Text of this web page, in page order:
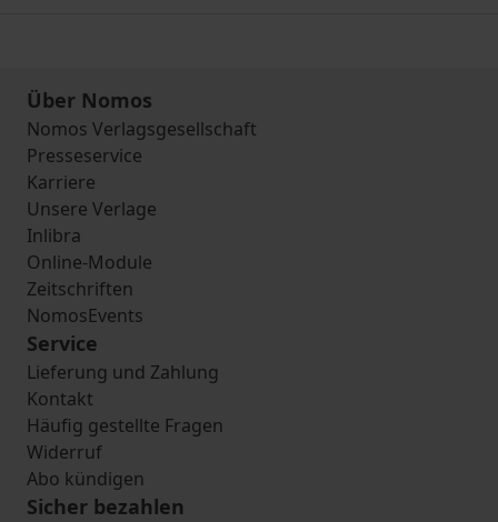
Über Nomos
Nomos Verlagsgesellschaft
Presseservice
Karriere
Unsere Verlage
Inlibra
Online-Module
Zeitschriften
NomosEvents
Service
Lieferung und Zahlung
Kontakt
Häufig gestellte Fragen
Widerruf
Abo kündigen
Sicher bezahlen